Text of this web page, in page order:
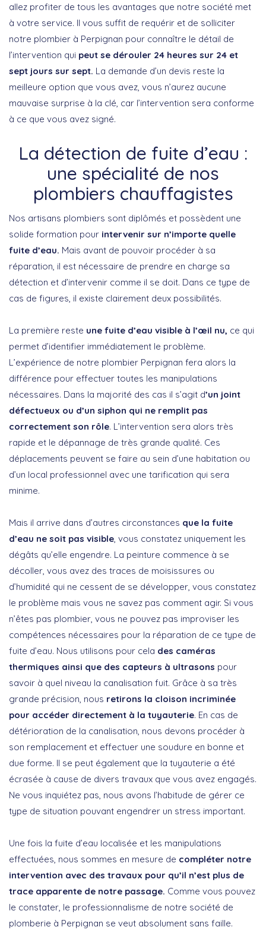
allez profiter de tous les avantages que notre société met
à votre service. Il vous suffit de requérir et de solliciter
notre plombier à Perpignan pour connaître le détail de
l’intervention qui peut se dérouler 24 heures sur 24 et
sept jours sur sept. La demande d’un devis reste la
meilleure option que vous avez, vous n’aurez aucune
mauvaise surprise à la clé, car l’intervention sera conforme
à ce que vous avez signé.
La détection de fuite d’eau :
une spécialité de nos
plombiers chauffagistes
Nos artisans plombiers sont diplômés et possèdent une
solide formation pour intervenir sur n’importe quelle
fuite d’eau. Mais avant de pouvoir procéder à sa
réparation, il est nécessaire de prendre en charge sa
détection et d’intervenir comme il se doit. Dans ce type de
cas de figures, il existe clairement deux possibilités.
La première reste une fuite d’eau visible à l’œil nu, ce qui
permet d’identifier immédiatement le problème.
L’expérience de notre plombier Perpignan fera alors la
différence pour effectuer toutes les manipulations
nécessaires. Dans la majorité des cas il s’agit d’un joint
défectueux ou d’un siphon qui ne remplit pas
correctement son rôle. L’intervention sera alors très
rapide et le dépannage de très grande qualité. Ces
déplacements peuvent se faire au sein d’une habitation ou
d’un local professionnel avec une tarification qui sera
minime.
Mais il arrive dans d’autres circonstances que la fuite
d’eau ne soit pas visible , vous constatez uniquement les
dégâts qu’elle engendre. La peinture commence à se
décoller, vous avez des traces de moisissures ou
d’humidité qui ne cessent de se développer, vous constatez
le problème mais vous ne savez pas comment agir. Si vous
n’êtes pas plombier, vous ne pouvez pas improviser les
compétences nécessaires pour la réparation de ce type de
fuite d’eau. Nous utilisons pour cela des caméras
thermiques ainsi que des capteurs à ultrasons pour
savoir à quel niveau la canalisation fuit. Grâce à sa très
grande précision, nous retirons la cloison incriminée
pour accéder directement à la tuyauterie. En cas de
détérioration de la canalisation, nous devons procéder à
son remplacement et effectuer une soudure en bonne et
due forme. Il se peut également que la tuyauterie a été
écrasée à cause de divers travaux que vous avez engagés.
Ne vous inquiétez pas, nous avons l’habitude de gérer ce
type de situation pouvant engendrer un stress important.
Une fois la fuite d’eau localisée et les manipulations
effectuées, nous sommes en mesure de compléter notre
intervention avec des travaux pour qu’il n’est plus de
trace apparente de notre passage. Comme vous pouvez
le constater, le professionnalisme de notre société de
plomberie à Perpignan se veut absolument sans faille.